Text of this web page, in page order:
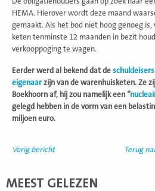
HEMA. Hierover wordt deze maand
gemaakt. Als het bod niet hoog genoeg
keten tenminste 12 maanden in bezit
verkooppoging te wagen.
Eerder werd al bekend dat de
eigenaar zijn van de warenhuisketen. Ze
Boekhoorn af, hij zou namelijk een ‘’
gelegd hebben in de vorm van een
miljoen euro.
Vorig bericht Terug
MEEST GELEZEN